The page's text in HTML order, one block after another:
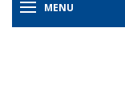
MENU